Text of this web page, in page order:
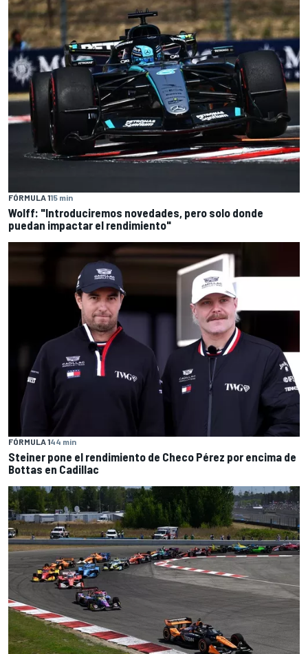
FÓRMULA 115 min
Wolff: "Introduciremos novedades, pero solo donde
puedan impactar el rendimiento"
FÓRMULA 144 min
Steiner pone el rendimiento de Checo Pérez por encima de
Bottas en Cadillac